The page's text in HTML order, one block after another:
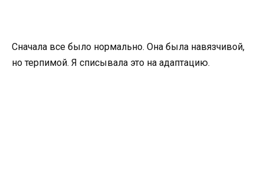
Сначала все было нормально. Она была навязчивой,
но терпимой. Я списывала это на адаптацию.